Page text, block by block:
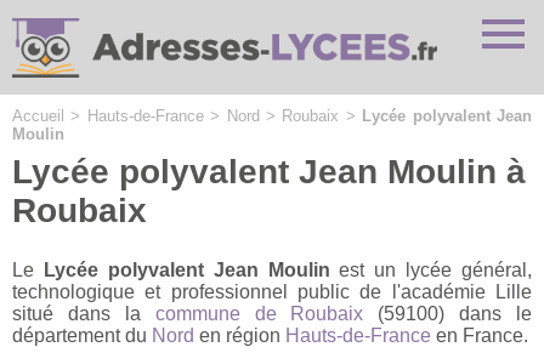
Accueil > Hauts-de-France> Nord> Roubaix > Lycée polyvalent Jean
Moulin
Lycée polyvalent Jean Moulin à
Roubaix
Le Lycée polyvalent Jean Moulin est un lycée général,
technologique et professionnel public de l'académie Lille
situé dans la commune de Roubaix (59100) dans le
département du Nord en région Hauts-de-France en France.